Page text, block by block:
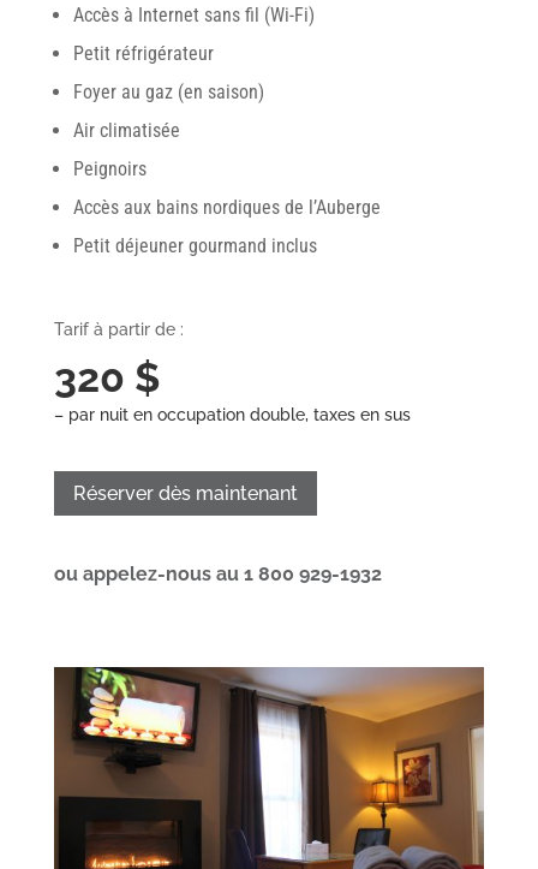
Accès à Internet sans fil (Wi-Fi)
Petit réfrigérateur
Foyer au gaz (en saison)
Air climatisée
Peignoirs
Accès aux bains nordiques de l’Auberge
Petit déjeuner gourmand inclus
Tarif à partir de :
320 $
– par nuit en occupation double, taxes en sus
Réserver dès maintenant
ou appelez-nous au 1 800 929-1932